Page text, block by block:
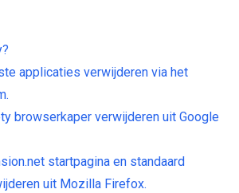
applicaties verwijderen via het
browserkaper verwijderen uit Google
startpagina en standaard
uit Mozilla Firefox.